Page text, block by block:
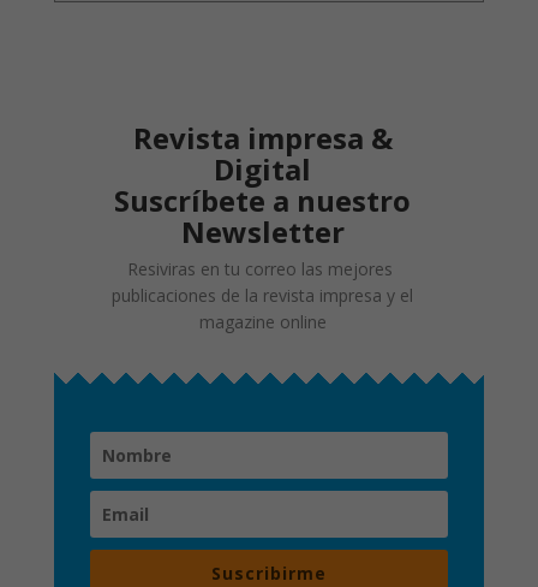
Revista impresa &
Digital
Suscríbete a nuestro
Newsletter
Resiviras en tu correo las mejores
publicaciones de la revista impresa y el
magazine online
Suscribirme